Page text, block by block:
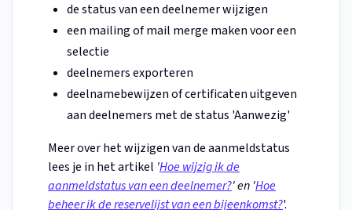
de status van een deelnemer wijzigen
een mailing of mail merge maken voor een
selectie
deelnemers exporteren
deelnamebewijzen of certificaten uitgeven
aan deelnemers met de status 'Aanwezig'
Meer over het wijzigen van de aanmeldstatus
lees je in het artikel 'Hoe wijzig ik de
aanmeldstatus van een deelnemer?' en 'Hoe
beheer ik de reservelijst van een bijeenkomst?'.